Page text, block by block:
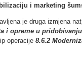
i marketing
je druga izmjena
i opreme u
operacije 8.6.2